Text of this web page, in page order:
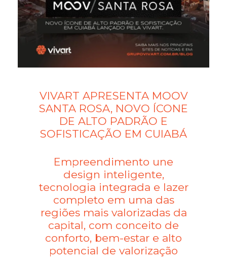
VIVART APRESENTA MOOV
SANTA ROSA, NOVO ÍCONE
DE ALTO PADRÃO E
SOFISTICAÇÃO EM CUIABÁ
Empreendimento une
design inteligente,
tecnologia integrada e lazer
completo em uma das
regiões mais valorizadas da
capital, com conceito de
conforto, bem-estar e alto
potencial de valorização